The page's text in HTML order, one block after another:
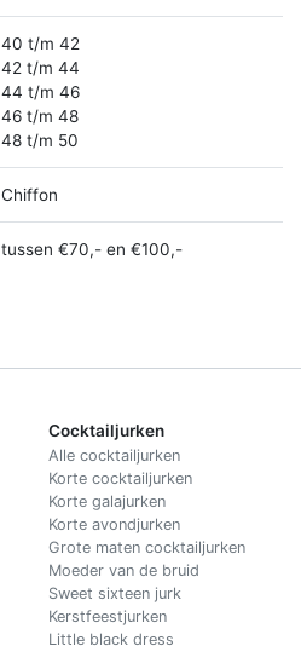
40 t/m 42
42 t/m 44
44 t/m 46
46 t/m 48
48 t/m 50
Chiffon
tussen €70,- en €100,-
Cocktailjurken
Alle cocktailjurken
Korte cocktailjurken
Korte galajurken
Korte avondjurken
Grote maten cocktailjurken
Moeder van de bruid
Sweet sixteen jurk
Kerstfeestjurken
Little black dress